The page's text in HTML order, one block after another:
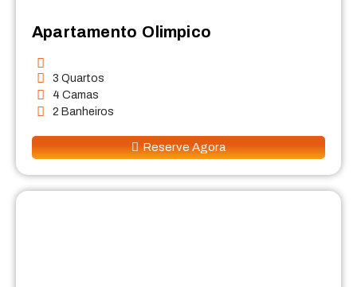
Apartamento Olimpico
3 Quartos
4 Camas
2 Banheiros
Reserve Agora